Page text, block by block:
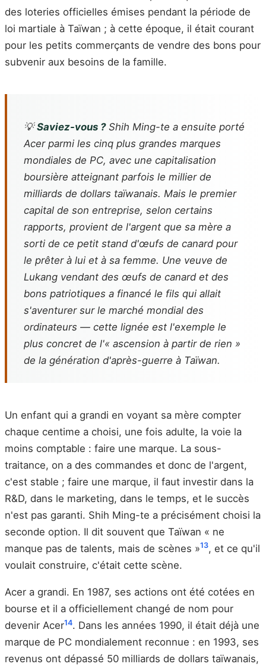
des loteries officielles émises pendant la période de
loi martiale à Taïwan ; à cette époque, il était courant
pour les petits commerçants de vendre des bons pour
subvenir aux besoins de la famille.
💡Saviez-vous ?Shih Ming-te a ensuite porté
Acer parmi les cinq plus grandes marques
mondiales de PC, avec une capitalisation
boursière atteignant parfois le millier de
milliards de dollars taïwanais. Mais le premier
capital de son entreprise, selon certains
rapports, provient de l'argent que sa mère a
sorti de ce petit stand d'œufs de canard pour
le prêter à lui et à sa femme. Une veuve de
Lukang vendant des œufs de canard et des
bons patriotiques a financé le fils qui allait
s'aventurer sur le marché mondial des
ordinateurs — cette lignée est l'exemple le
plus concret de l'« ascension à partir de rien »
de la génération d'après-guerre à Taïwan.
Un enfant qui a grandi en voyant sa mère compter
chaque centime a choisi, une fois adulte, la voie la
moins comptable : faire une marque. La sous-
traitance, on a des commandes et donc de l'argent,
c'est stable ; faire une marque, il faut investir dans la
R&D, dans le marketing, dans le temps, et le succès
n'est pas garanti. Shih Ming-te a précisément choisi la
seconde option. Il dit souvent que Taïwan « ne
manque pas de talents, mais de scènes »13, et ce qu'il
voulait construire, c'était cette scène.
Acer a grandi. En 1987, ses actions ont été cotées en
bourse et il a officiellement changé de nom pour
devenir Acer14. Dans les années 1990, il était déjà une
marque de PC mondialement reconnue : en 1993, ses
revenus ont dépassé 50 milliards de dollars taïwanais,